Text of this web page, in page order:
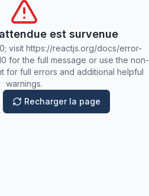
est survenue
visit https://reactjs.org/docs/error-
for the full message or use the non-
for full errors and additional helpful
warnings.
Recharger la page